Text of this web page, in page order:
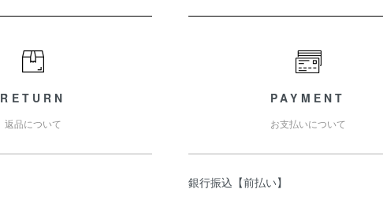
RETURN
返品について
PAYMENT
お支払いについて
銀行振込【前払い】